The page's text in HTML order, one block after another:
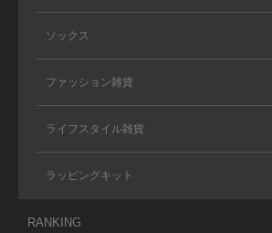
ソックス
ファッション雑貨
ライフスタイル雑貨
ラッピングキット
RANKING